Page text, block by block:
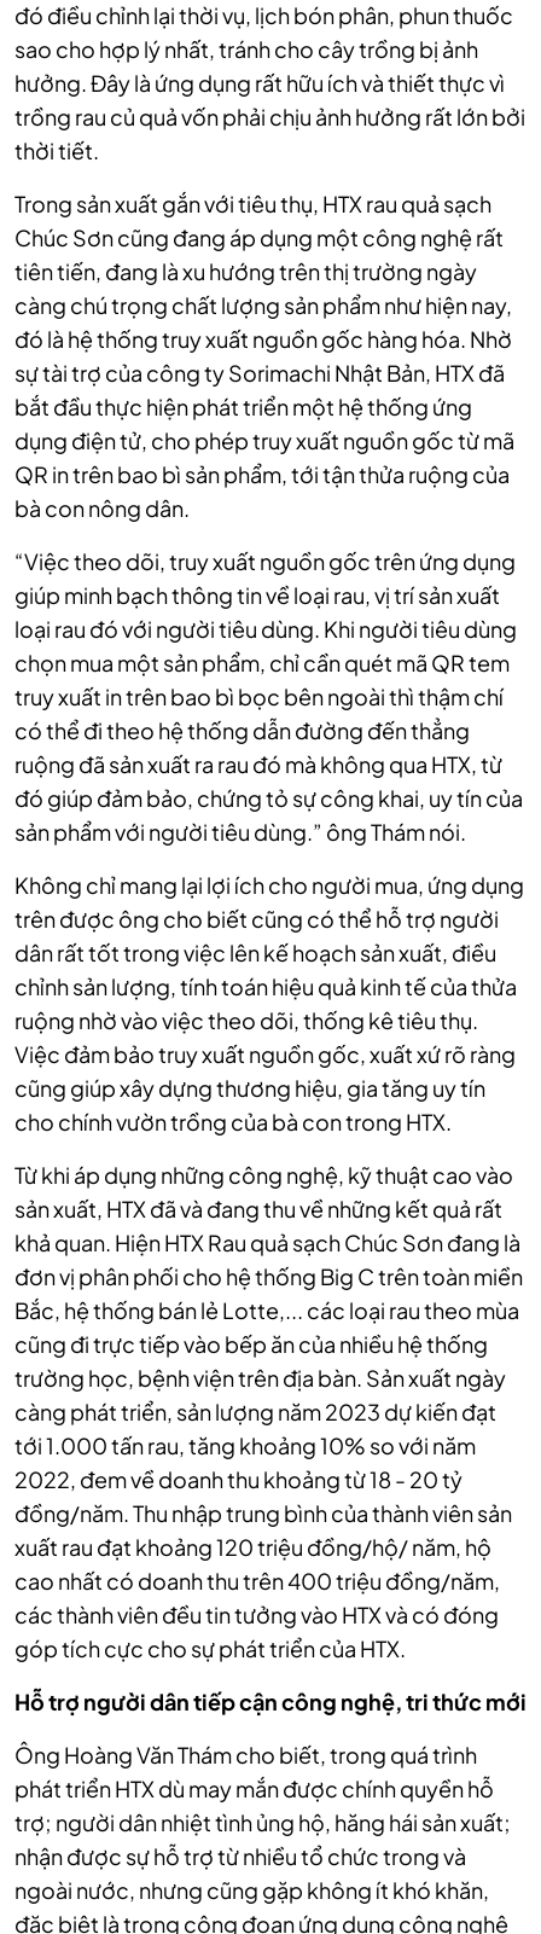
đó điều chỉnh lại thời vụ, lịch bón phân, phun thuốc
sao cho hợp lý nhất, tránh cho cây trồng bị ảnh
hưởng. Đây là ứng dụng rất hữu ích và thiết thực vì
trồng rau củ quả vốn phải chịu ảnh hưởng rất lớn bởi
thời tiết.
Trong sản xuất gắn với tiêu thụ, HTX rau quả sạch
Chúc Sơn cũng đang áp dụng một công nghệ rất
tiên tiến, đang là xu hướng trên thị trường ngày
càng chú trọng chất lượng sản phẩm như hiện nay,
đó là hệ thống truy xuất nguồn gốc hàng hóa. Nhờ
sự tài trợ của công ty Sorimachi Nhật Bản, HTX đã
bắt đầu thực hiện phát triển một hệ thống ứng
dụng điện tử, cho phép truy xuất nguồn gốc từ mã
QR in trên bao bì sản phẩm, tới tận thửa ruộng của
bà con nông dân.
“Việc theo dõi, truy xuất nguồn gốc trên ứng dụng
giúp minh bạch thông tin về loại rau, vị trí sản xuất
loại rau đó với người tiêu dùng. Khi người tiêu dùng
chọn mua một sản phẩm, chỉ cần quét mã QR tem
truy xuất in trên bao bì bọc bên ngoài thì thậm chí
có thể đi theo hệ thống dẫn đường đến thẳng
ruộng đã sản xuất ra rau đó mà không qua HTX, từ
đó giúp đảm bảo, chứng tỏ sự công khai, uy tín của
sản phẩm với người tiêu dùng.” ông Thám nói.
Không chỉ mang lại lợi ích cho người mua, ứng dụng
trên được ông cho biết cũng có thể hỗ trợ người
dân rất tốt trong việc lên kế hoạch sản xuất, điều
chỉnh sản lượng, tính toán hiệu quả kinh tế của thửa
ruộng nhờ vào việc theo dõi, thống kê tiêu thụ.
Việc đảm bảo truy xuất nguồn gốc, xuất xứ rõ ràng
cũng giúp xây dựng thương hiệu, gia tăng uy tín
cho chính vườn trồng của bà con trong HTX.
Từ khi áp dụng những công nghệ, kỹ thuật cao vào
sản xuất, HTX đã và đang thu về những kết quả rất
khả quan. Hiện HTX Rau quả sạch Chúc Sơn đang là
đơn vị phân phối cho hệ thống Big C trên toàn miền
Bắc, hệ thống bán lẻ Lotte,... các loại rau theo mùa
cũng đi trực tiếp vào bếp ăn của nhiều hệ thống
trường học, bệnh viện trên địa bàn. Sản xuất ngày
càng phát triển, sản lượng năm 2023 dự kiến đạt
tới 1.000 tấn rau, tăng khoảng 10% so với năm
2022, đem về doanh thu khoảng từ 18 - 20 tỷ
đồng/năm. Thu nhập trung bình của thành viên sản
xuất rau đạt khoảng 120 triệu đồng/hộ/ năm, hộ
cao nhất có doanh thu trên 400 triệu đồng/năm,
các thành viên đều tin tưởng vào HTX và có đóng
góp tích cực cho sự phát triển của HTX.
Hỗ trợ người dân tiếp cận công nghệ, tri thức mới
Ông Hoàng Văn Thám cho biết, trong quá trình
phát triển HTX dù may mắn được chính quyền hỗ
trợ; người dân nhiệt tình ủng hộ, hăng hái sản xuất;
nhận được sự hỗ trợ từ nhiều tổ chức trong và
ngoài nước, nhưng cũng gặp không ít khó khăn,
đặc biệt là trong công đoạn ứng dụng công nghệ